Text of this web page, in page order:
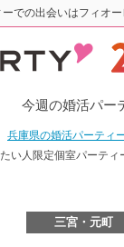
での出会いはフィオ
今週の婚活パー
兵庫県の婚活パーティ
い人限定個室パーティ
三宮・元町